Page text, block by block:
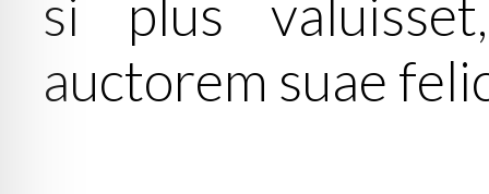
si plus
auctorem suae